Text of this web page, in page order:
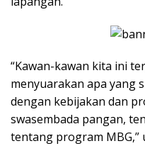
“Kawan-kawan kita ini
menyuarakan apa yang
dengan kebijakan dan
swasembada pangan,
tentang program MBG,”